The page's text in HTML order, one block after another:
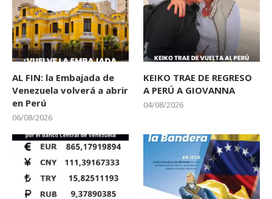
AL FIN: la Embajada de
Venezuela volverá a abrir
en Perú
06/08/2026
KEIKO TRAE DE REGRESO
A PERÚ A GIOVANNA
04/08/2026